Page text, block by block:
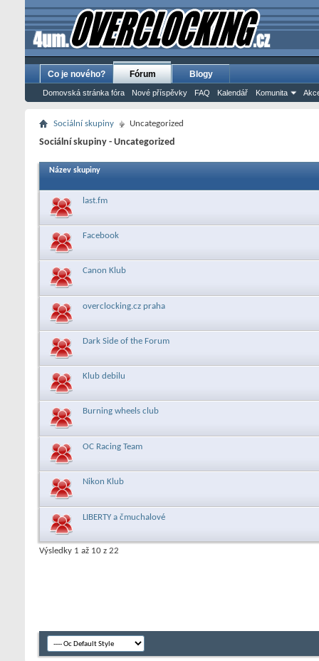
Co je nového? Fórum
Domovská stránka fóra Nové příspěvky FAQ Kalendář Komunita
Blogy
Sociální skupiny Uncategorized
Sociální skupiny - Uncategorized
Název skupiny
last.fm
Facebook
Canon Klub
overclocking.cz praha
Dark Side of the Forum
Klub debilu
Burning wheels club
OC Racing Team
Nikon Klub
LIBERTY a čmuchalové
Výsledky 1 až 10 z 22